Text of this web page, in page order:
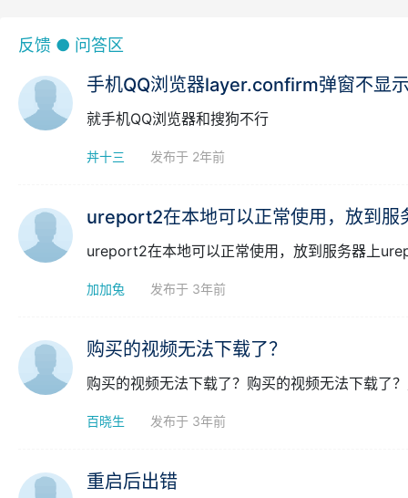
琴海森林
反馈 ● 问答区
就手机QQ浏览器和搜狗不行
丼十三 发布于 2年前
ureport2在本地可以正常使用，放到服务器上
加加兔 发布于 3年前
购买的视频无法下载了？购买的视频无法下载了